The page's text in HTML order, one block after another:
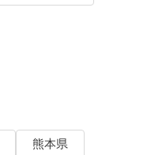
熊本県